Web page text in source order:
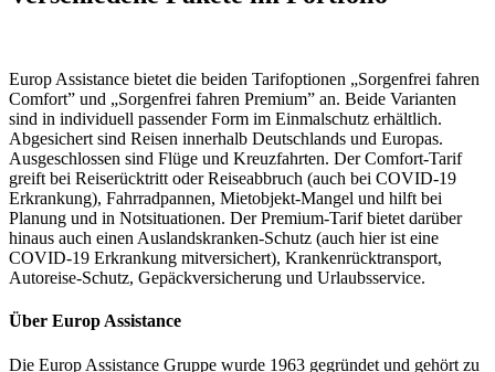
Europ Assistance bietet die beiden Tarifoptionen „Sorgenfrei fahren
Comfort” und „Sorgenfrei fahren Premium” an. Beide Varianten
sind in individuell passender Form im Einmalschutz erhältlich.
Abgesichert sind Reisen innerhalb Deutschlands und Europas.
Ausgeschlossen sind Flüge und Kreuzfahrten. Der Comfort-Tarif
greift bei Reiserücktritt oder Reiseabbruch (auch bei COVID-19
Erkrankung), Fahrradpannen, Mietobjekt-Mangel und hilft bei
Planung und in Notsituationen. Der Premium-Tarif bietet darüber
hinaus auch einen Auslandskranken-Schutz (auch hier ist eine
COVID-19 Erkrankung mitversichert), Krankenrücktransport,
Autoreise-Schutz, Gepäckversicherung und Urlaubsservice.
Über Europ Assistance
Die Europ Assistance Gruppe wurde 1963 gegründet und gehört zu